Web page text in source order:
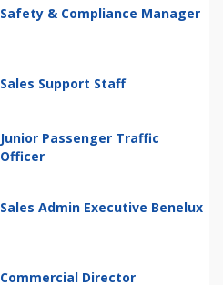
Safety & Compliance Manager
Sales Support Staff
Junior Passenger Traffic
Officer
Sales Admin Executive Benelux
Commercial Director